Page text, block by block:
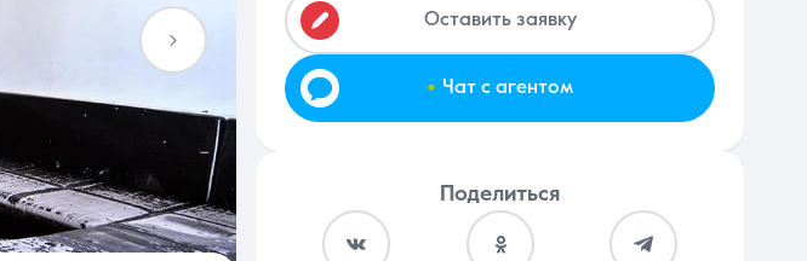
Услуги
Оставить заявку
. Чат с агентом
Поделиться